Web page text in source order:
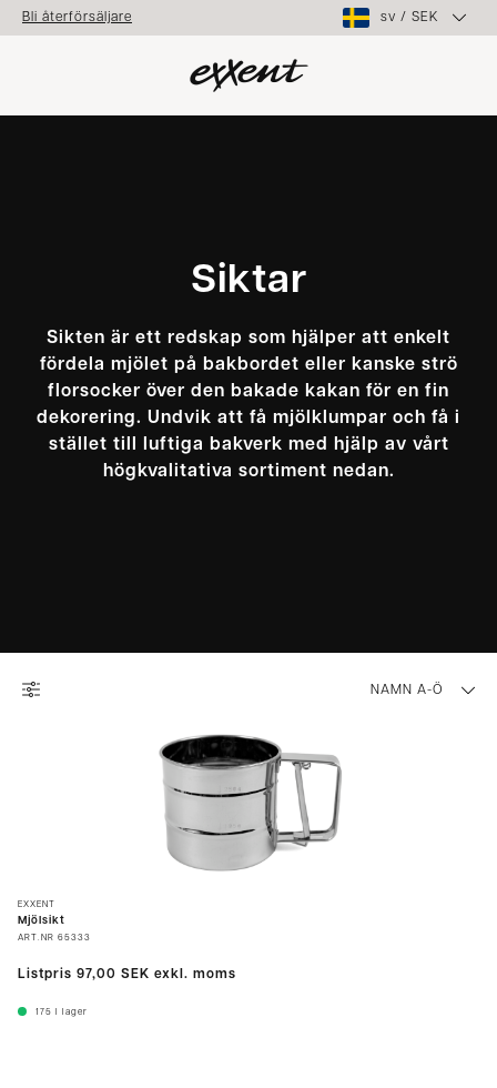
Bli återförsäljare sv / SEK
Siktar
Sikten är ett redskap som hjälper att enkelt
fördela mjölet på bakbordet eller kanske strö
florsocker över den bakade kakan för en fin
dekorering. Undvik att få mjölklumpar och få i
stället till luftiga bakverk med hjälp av vårt
högkvalitativa sortiment nedan.
NAMN A-Ö
EXXENT
Mjölsikt
ART.NR 65333
Listpris 97,00 SEK exkl. moms
175 I lager